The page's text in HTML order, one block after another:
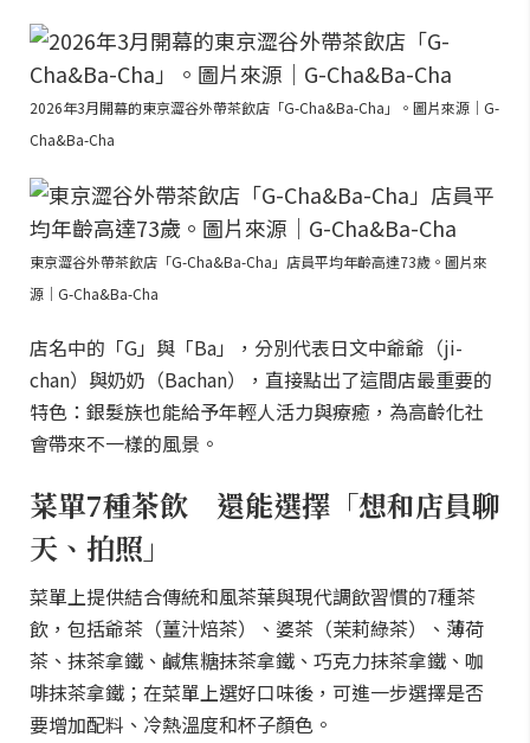
2026年3月開幕的東京澀谷外帶茶飲店「G-Cha&Ba-Cha」。圖片來源｜G-
Cha&Ba-Cha
東京澀谷外帶茶飲店「G-Cha&Ba-Cha」店員平均年齡高達73歲。圖片來
源｜G-Cha&Ba-Cha
店名中的「G」與「Ba」，分別代表日文中爺爺（ji-
chan）與奶奶（Bachan），直接點出了這間店最重要的
特色：銀髮族也能給予年輕人活力與療癒，為高齡化社
會帶來不一樣的風景。
菜單7種茶飲 還能選擇「想和店員聊
天、拍照」
菜單上提供結合傳統和風茶葉與現代調飲習慣的7種茶
飲，包括爺茶（薑汁焙茶）、婆茶（茉莉綠茶）、薄荷
茶、抹茶拿鐵、鹹焦糖抹茶拿鐵、巧克力抹茶拿鐵、咖
啡抹茶拿鐵；在菜單上選好口味後，可進一步選擇是否
要增加配料、冷熱溫度和杯子顏色。